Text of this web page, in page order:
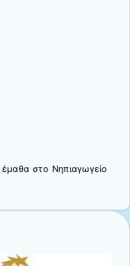
στο Νηπιαγωγείο